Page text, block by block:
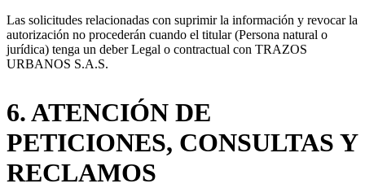
Las solicitudes relacionadas con suprimir la información y revocar la
autorización no procederán cuando el titular (Persona natural o
jurídica) tenga un deber Legal o contractual con TRAZOS
URBANOS S.A.S.
6. ATENCIÓN DE
PETICIONES, CONSULTAS Y
RECLAMOS